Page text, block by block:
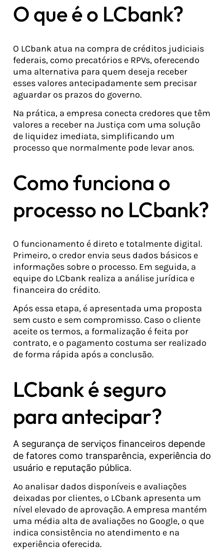
O que é o LCbank?
O LCbank atua na compra de créditos judiciais
federais, como precatórios e RPVs, oferecendo
uma alternativa para quem deseja receber
esses valores antecipadamente sem precisar
aguardar os prazos do governo.
Na prática, a empresa conecta credores que têm
valores a receber na Justiça com uma solução
de liquidez imediata, simplificando um
processo que normalmente pode levar anos.
Como funciona o
processo no LCbank?
O funcionamento é direto e totalmente digital.
Primeiro, o credor envia seus dados básicos e
informações sobre o processo. Em seguida, a
equipe do LCbank realiza a análise jurídica e
financeira do crédito.
Após essa etapa, é apresentada uma proposta
sem custo e sem compromisso. Caso o cliente
aceite os termos, a formalização é feita por
contrato, e o pagamento costuma ser realizado
de forma rápida após a conclusão.
LCbank é seguro
para antecipar?
A segurança de serviços financeiros depende
de fatores como transparência, experiência do
usuário e reputação pública.
Ao analisar dados disponíveis e avaliações
deixadas por clientes, o LCbank apresenta um
nível elevado de aprovação. A empresa mantém
uma média alta de avaliações no Google, o que
indica consistência no atendimento e na
experiência oferecida.